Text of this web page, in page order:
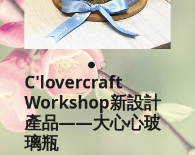
C'lovercraft
Workshop新設計
產品——大心心玻
璃瓶